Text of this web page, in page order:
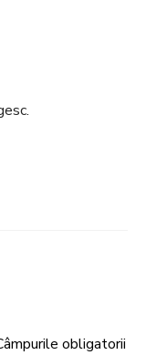
obligatorii